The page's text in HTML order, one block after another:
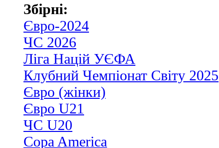
Збірні:
Євро-2024
ЧС 2026
Ліга Націй УЄФА
Клубний Чемпіонат Світу 2025
Євро (жінки)
Євро U21
ЧС U20
Copa America